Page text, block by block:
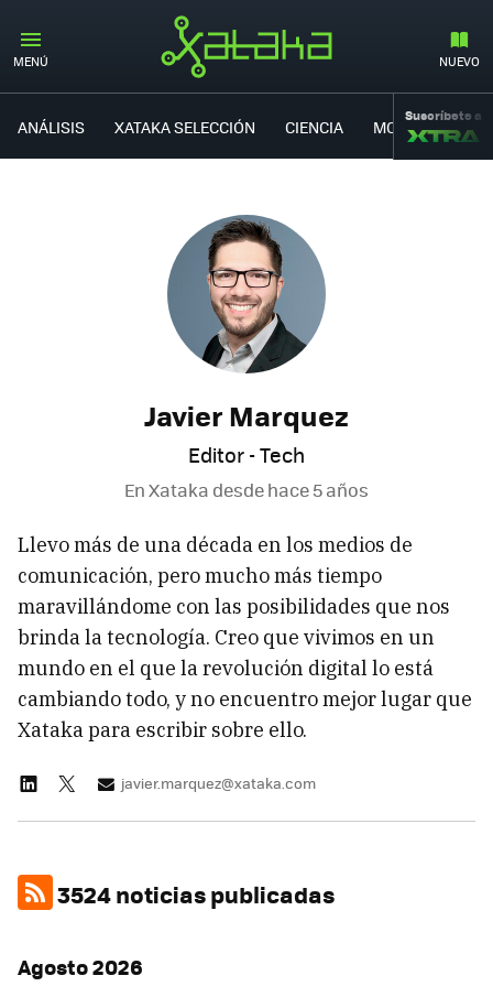
MENÚ NUEVO
ANÁLISIS XATAKA SELECCIÓN CIENCIA MOVILIDAD
Suscríbete a
Javier Marquez
Editor - Tech
En Xataka desdehace 5 años
Llevo más de una década en los medios de
comunicación, pero mucho más tiempo
maravillándome con las posibilidades que nos
brinda la tecnología. Creo que vivimos en un
mundo en el que la revolución digital lo está
cambiando todo, y no encuentro mejor lugar que
Xataka para escribir sobre ello.
javier.marquez@xataka.com
3524 noticias publicadas
Agosto 2026